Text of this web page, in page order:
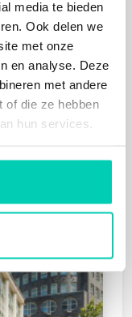
media te bieden
Ook delen we
met onze
en analyse. Deze
met andere
of die ze hebben
hun services.